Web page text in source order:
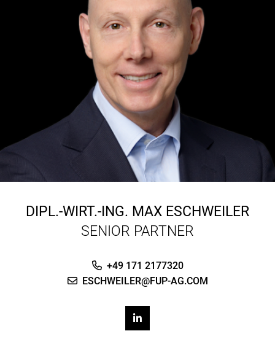
DIPL.-WIRT.-ING. MAX ESCHWEILER
SENIOR PARTNER
+49 171 2177320
ESCHWEILER@FUP-AG.COM